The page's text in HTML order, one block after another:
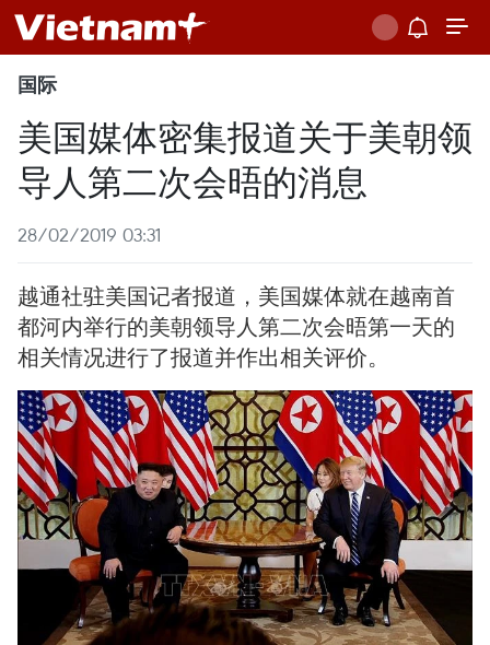
国际
美国媒体密集报道关于美朝领
导人第二次会晤的消息
28/02/2019 03:31
越通社驻美国记者报道，美国媒体就在越南首
都河内举行的美朝领导人第二次会晤第一天的
相关情况进行了报道并作出相关评价。